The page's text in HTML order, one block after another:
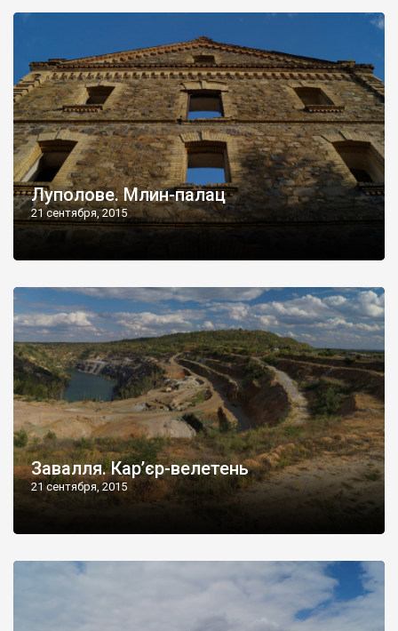
Луполове. Млин-палац
21 сентября, 2015
Завалля. Кар’єр-велетень
21 сентября, 2015